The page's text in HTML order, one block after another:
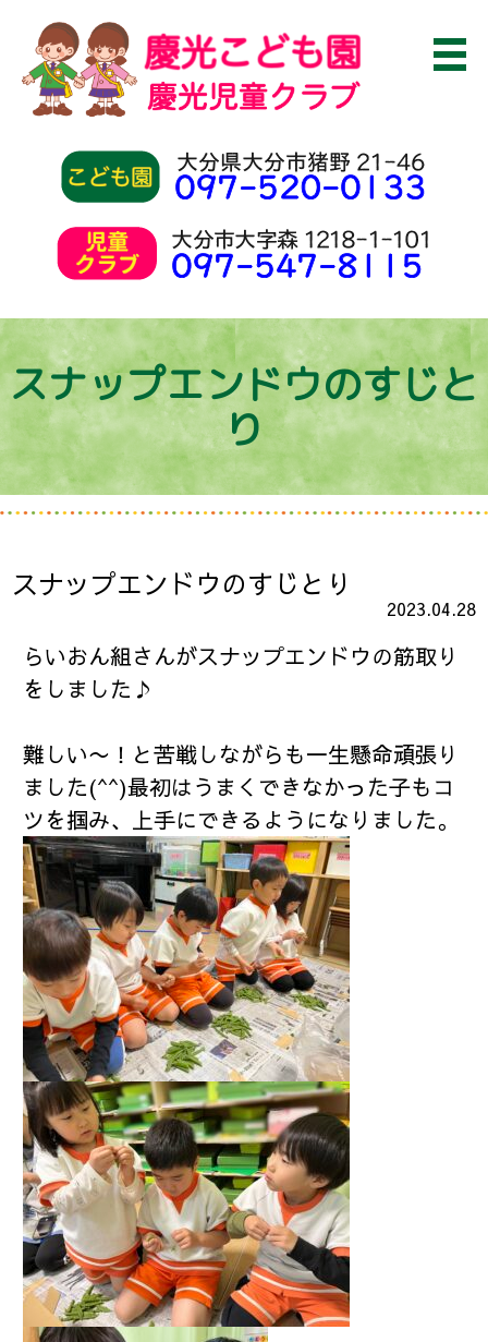
スナップエンドウのすじと
り
スナップエンドウのすじとり
2023.04.28
らいおん組さんがスナップエンドウの筋取り
をしました♪
難しい〜！と苦戦しながらも一生懸命頑張り
ました(^^)最初はうまくできなかった子もコ
ツを掴み、上手にできるようになりました。